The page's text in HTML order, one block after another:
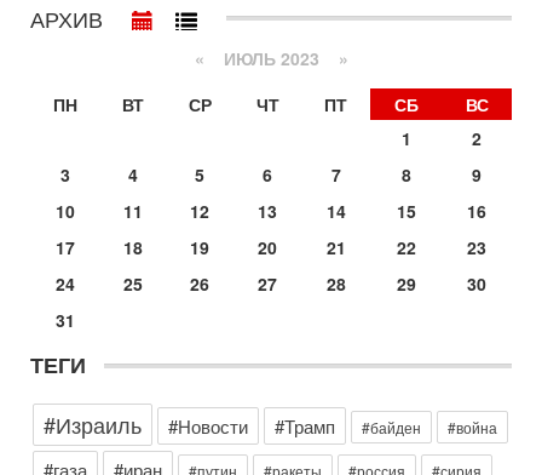
Иран доведет Трампа до крайних мер? Разбор и
оценка от военного обозревателя Давида Шарпа
Ситуация вокруг противостояния Ирана и США накаляется
с каждым днем. Почему Трамп в самый последний момент
отменил решение о нанесении тяжелых ударов
Покупатель авиакомпании «Аркия» намерен
запретить полеты по субботам!
Вокруг возможной продажи авиакомпании «Аркия»
разгорается громкий конфликт.
Трамп готовит удар по Ирану - НОВОСТИ 30/07/2026
Президент США Дональд Трамп сегодня рассматривает
после ракетной атаки на американскую базу в
Арабо-еврейская партия изменит всё? Если
появится...
Может ли в Израиле появиться полноценный арабо-
АРХИВ
« ИЮЛЬ 2023 »
ПН
ВТ СР ЧТ ПТ СБ
ВС
1
2
3
4 5 6 7 8
9
10
11 12 13 14 15
16
17
18 19 20 21 22
23
24
25 26 27 28 29
30
31
ТЕГИ
#Израиль
#Новости #Трамп #байден #война
#газа #иран